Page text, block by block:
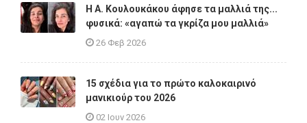
Η A. Κουλουκάκου άφησε τα μαλλιά της...
φυσικά: «αγαπώ τα γκρίζα μου μαλλιά»
26 Φεβ 2026
15 σχέδια για το πρώτο καλοκαιρινό
μανικιούρ του 2026
02 Ιουν 2026